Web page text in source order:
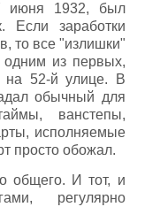
июня 1932, был
Если заработки
то все "излишки"
из первых,
на 52-й улице. В
обычный для
ванстепы,
исполняемые
просто обожал.
общего. И тот, и
регулярно